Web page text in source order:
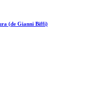
(de Gianni Biffi)